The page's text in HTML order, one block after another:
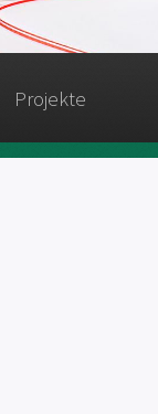
Projekte